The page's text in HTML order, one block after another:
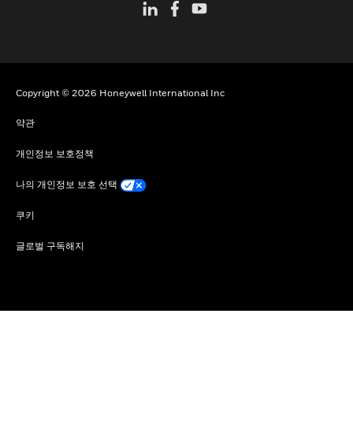
Copyright © 2026 Honeywell International Inc
약관
개인정보 보호정책
나의 개인정보 보호 선택
쿠키
글로벌 구독해지